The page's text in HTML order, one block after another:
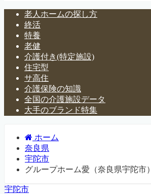
老人ホームの探し方
終活
特養
老健
介護付き(特定施設)
住宅型
サ高住
介護保険の知識
全国の介護施設データ
大手のブランド特集
ホーム
奈良県
宇陀市
グループホーム愛（奈良県宇陀市）
宇陀市